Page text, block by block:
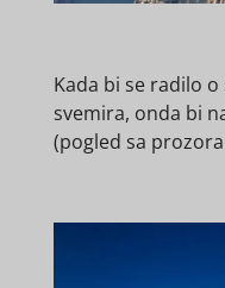
Kada bi se radilo
svemira, onda bi
(pogled sa